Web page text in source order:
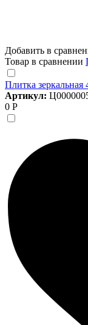
Добавить в
Товар в сравнении
Плитка
Артикул:
0 Р